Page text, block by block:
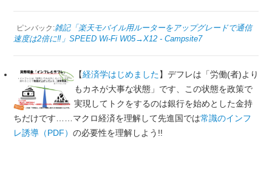
ピンバック:雑記「楽天モバイル用ルーターをアップグレードで通信
速度は2倍に‼︎」SPEED Wi-Fi W05→X12 - Campsite7
【経済学はじめました】デフレは「労働(者)より
もカネが大事な状態」です、この状態を政策で
実現してトクをするのは銀行を始めとした金持
ちだけです……マクロ経済を理解して先進国では常識のインフ
レ誘導（PDF） の必要性を理解しよう!!